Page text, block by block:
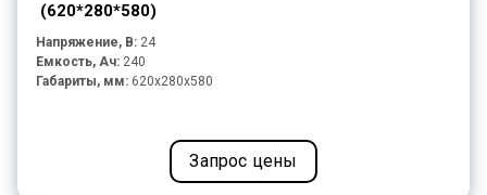
(620*280*580)
Напряжение, В: 24
Емкость, Ач: 240
Габариты, мм: 620x280x580
Запрос цены